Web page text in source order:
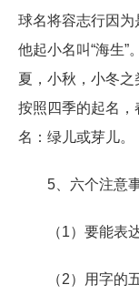
球名将容志行因
他起小名叫“海生”
夏，小秋，小冬
按照四季的起名
名：绿儿或芽儿。
5、六个注意
（1）要能表达
（2）用字的五